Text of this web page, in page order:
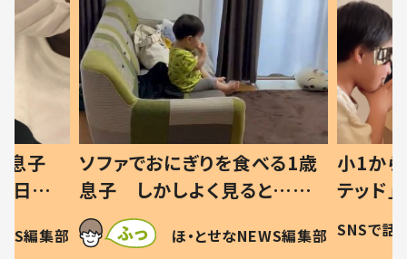
息子
記に
編集部
ソファでおにぎりを食べる1歳
息子 しかしよく見ると…母
「！？」すべてを察した母の投稿
に「可愛いから許す！」「現行
ほ・とせなNEWS編集部
小1から
テッド
食”を
和の親
SNSで話